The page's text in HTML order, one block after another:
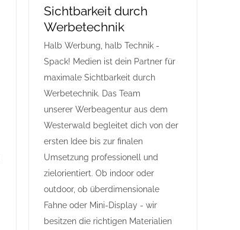
Sichtbarkeit durch
Werbetechnik
Halb Werbung, halb Technik -
Spack! Medien ist dein Partner für
maximale Sichtbarkeit durch
Werbetechnik. Das Team
unserer Werbeagentur aus dem
Westerwald begleitet dich von der
ersten Idee bis zur finalen
Umsetzung professionell und
zielorientiert. Ob indoor oder
outdoor, ob überdimensionale
Fahne oder Mini-Display - wir
besitzen die richtigen Materialien